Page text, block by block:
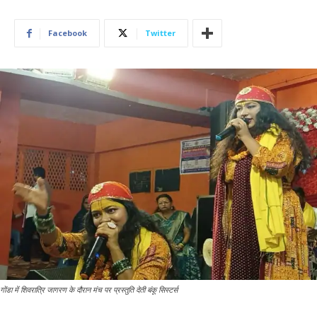
Facebook Twitter
गोंडा में शिवरात्रि जागरण के दौरान मंच पर प्रस्तुति देती बंकू सिस्टर्स